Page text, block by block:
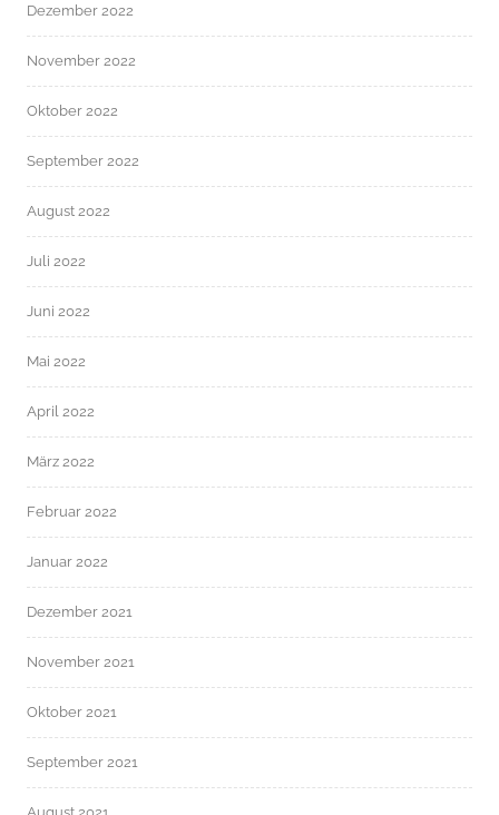
Dezember 2022
November 2022
Oktober 2022
September 2022
August 2022
Juli 2022
Juni 2022
Mai 2022
April 2022
März 2022
Februar 2022
Januar 2022
Dezember 2021
November 2021
Oktober 2021
September 2021